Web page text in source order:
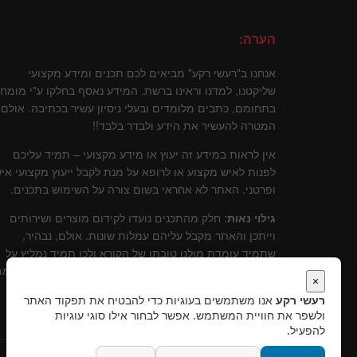
הערה:
אנחנו ב"רעשי רקע" מביאים לכם תכנים ומידע מקצועי
שליקטנו, למדנו וראינו ברשת. המידע נאסף בחלקו ע"י
בתחומם, כתבים מלומדים ובעלי ניסיון עשיר בכתיבה. אולם
המטרה להעשיר את הידע ולבדר בלבד!!
אין לראות במידע זה יעוץ או מידע מקצועי – תמיד עליכם
לפנות לאיש מקצוע או לרופא על מנת לקבל ייעוץ מקצועי
ופרטני. האתר לא אחראי בשום צורה על השימוש בתכנים.
גילוי נאות: חלק מהתכנים נועדו לקידום מוצרים ושירותים
וייתכן והאתר מקבל עליהם עמלות שונות. אולם, נבהיר,
שתמיד עומדת מולנו טובתו של הקורא ולכן תמיד נמליץ על
שירותים ומוצרים שלדעתינו עומדים בסטנרט איכותי
×
רעשי רקע אנו משתמשים בעוגיות כדי להבטיח את תפקוד האתר
ולשפר את חוויית המשתמש. אפשר לבחור אילו סוגי עוגיות
להפעיל.